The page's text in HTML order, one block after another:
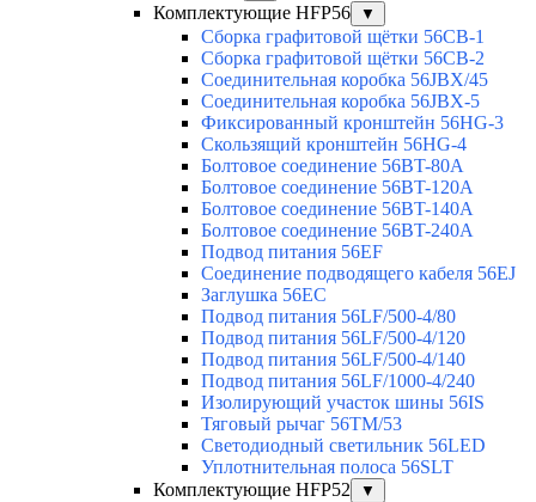
Комплектующие HFP56 ▼
Сборка графитовой щётки 56CB-1
Сборка графитовой щётки 56CB-2
Соединительная коробка 56JBX/45
Соединительная коробка 56JBX-5
Фиксированный кронштейн 56HG-3
Скользящий кронштейн 56HG-4
Болтовое соединение 56BT-80A
Болтовое соединение 56BT-120A
Болтовое соединение 56BT-140A
Болтовое соединение 56BT-240A
Подвод питания 56EF
Соединение подводящего кабеля 56EJ
Заглушка 56EC
Подвод питания 56LF/500-4/80
Подвод питания 56LF/500-4/120
Подвод питания 56LF/500-4/140
Подвод питания 56LF/1000-4/240
Изолирующий участок шины 56IS
Тяговый рычаг 56TM/53
Светодиодный светильник 56LED
Уплотнительная полоса 56SLT
Комплектующие HFP52
▼